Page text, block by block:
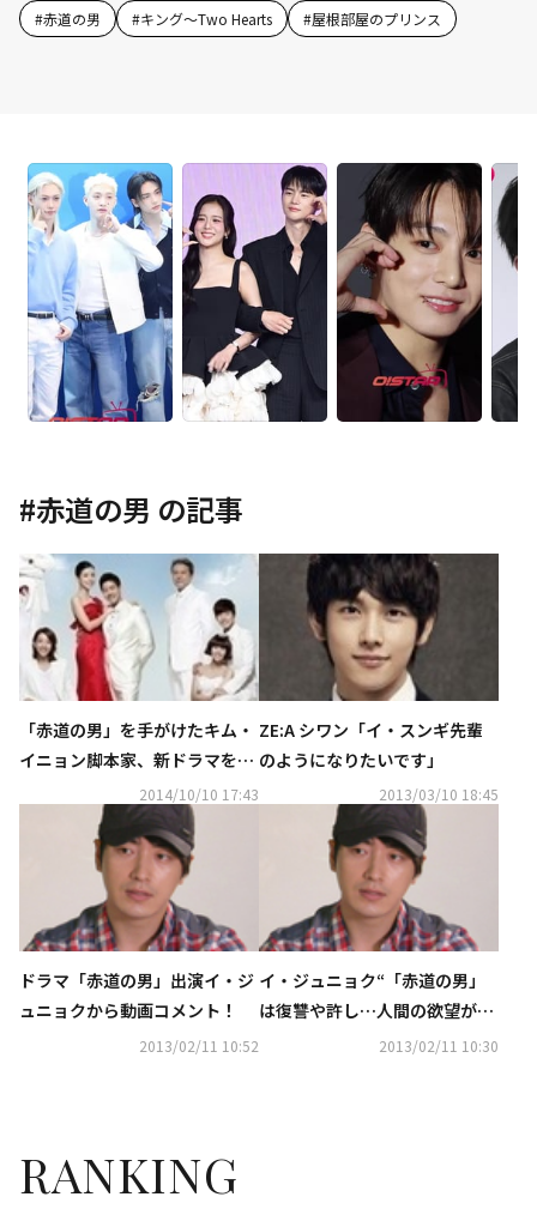
#赤道の男 #キング～Two Hearts #屋根部屋のプリンス
#赤道の男 の記事
「赤道の男」を手がけたキム・
イニョン脚本家、新ドラマを準
2014/10/10 17:43
ZE:A シワン「イ・スンギ先輩
のようになりたいです」
2013/03/10 18:45
ドラマ「赤道の男」出演イ・ジ
ュニョクから動画コメント！
2013/02/11 10:52
イ・ジュニョク“「赤道の男」
は復讐や許し…人間の欲望が描
2013/02/11 10:30
RANKING